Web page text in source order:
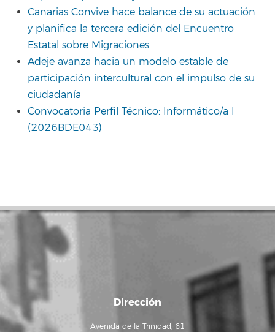
Canarias Convive hace balance de su actuación
y planifica la tercera edición del Encuentro
Estatal sobre Migraciones
Adeje avanza hacia un modelo estable de
participación intercultural con el impulso de su
ciudadanía
Convocatoria Perfil Técnico: Informático/a I
(2026BDE043)
Dirección
Avenida de la Trinidad, 61